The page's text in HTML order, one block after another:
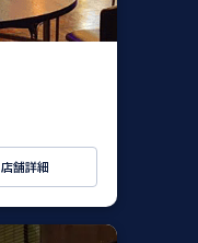
店舗詳細